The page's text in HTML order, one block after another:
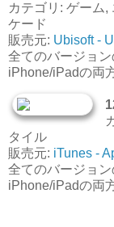
カテゴリ: ゲーム,
ケード
販売元: Ubisoft -
全てのバージョン
iPhone/iPadの両
タイル
販売元: iTunes -
全てのバージョン
iPhone/iPadの両